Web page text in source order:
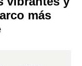
más